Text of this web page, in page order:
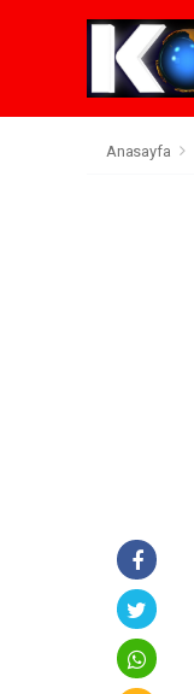
Anasayfa